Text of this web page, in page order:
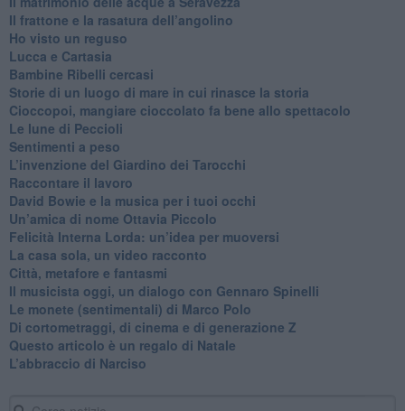
​Il frattone e la rasatura dell’angolino
​Ho visto un reguso
Lucca e Cartasia
Bambine Ribelli cercasi
Storie di un luogo di mare in cui rinasce la storia
Cioccopoi, mangiare cioccolato fa bene allo spettacolo
​Le lune di Peccioli
​Sentimenti a peso
​L’invenzione del Giardino dei Tarocchi
​Raccontare il lavoro
David Bowie e la musica per i tuoi occhi
Un’amica di nome Ottavia Piccolo
​Felicità Interna Lorda: un’idea per muoversi
​La casa sola, un video racconto
​Città, metafore e fantasmi
Il musicista oggi, un dialogo con Gennaro Spinelli
Le monete (sentimentali) di Marco Polo
​Di cortometraggi, di cinema e di generazione Z
​Questo articolo è un regalo di Natale
L’abbraccio di Narciso